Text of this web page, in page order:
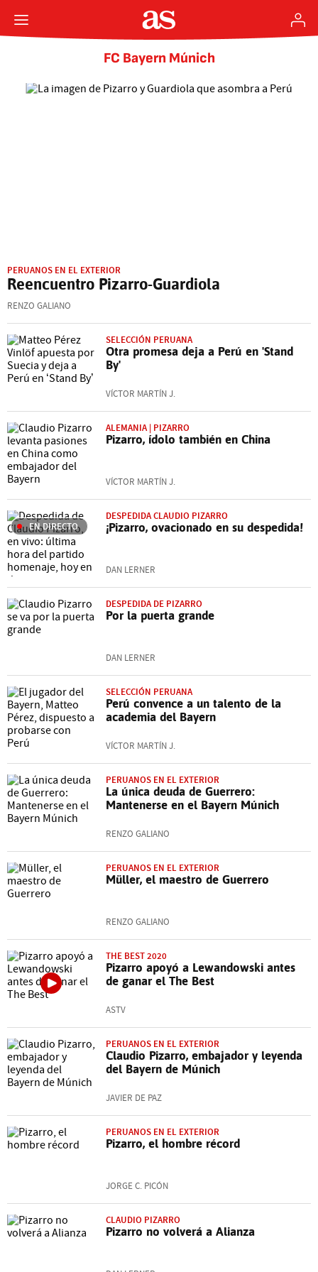
FC Bayern Múnich
PERUANOS EN EL EXTERIOR
Reencuentro Pizarro-Guardiola
RENZO GALIANO
SELECCIÓN PERUANA
Otra promesa deja a Perú en 'Stand
By'
VÍCTOR MARTÍN J.
ALEMANIA | PIZARRO
Pizarro, ídolo también en China
VÍCTOR MARTÍN J.
EN DIRECTO
DESPEDIDA CLAUDIO PIZARRO
¡Pizarro, ovacionado en su despedida!
DAN LERNER
DESPEDIDA DE PIZARRO
Por la puerta grande
DAN LERNER
SELECCIÓN PERUANA
Perú convence a un talento de la
academia del Bayern
VÍCTOR MARTÍN J.
PERUANOS EN EL EXTERIOR
La única deuda de Guerrero:
Mantenerse en el Bayern Múnich
RENZO GALIANO
PERUANOS EN EL EXTERIOR
Müller, el maestro de Guerrero
RENZO GALIANO
THE BEST 2020
Pizarro apoyó a Lewandowski antes
de ganar el The Best
ASTV
PERUANOS EN EL EXTERIOR
Claudio Pizarro, embajador y leyenda
del Bayern de Múnich
JAVIER DE PAZ
PERUANOS EN EL EXTERIOR
Pizarro, el hombre récord
JORGE C. PICÓN
CLAUDIO PIZARRO
Pizarro no volverá a Alianza